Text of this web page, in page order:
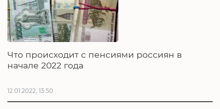
Что происходит с пенсиями россиян в
начале 2022 года
12.01.2022, 13:50